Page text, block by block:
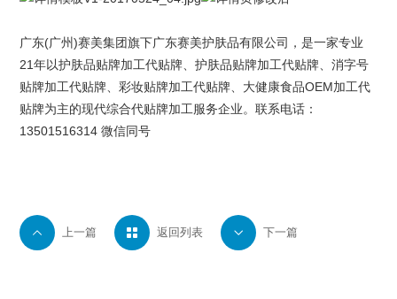
 上一篇  返回列表  下一篇
广东(广州)赛美集团旗下广东赛美护肤品有限公司 ，是一家专业
21年以护肤品贴牌加工代贴牌、护肤品贴牌加工代贴牌、消字号
贴牌加工代贴牌、彩妆贴牌加工代贴牌、大健康食品OEM加工代
贴牌为主的现代综合代贴牌加工服务企业。联系电话：
13501516314 微信同号